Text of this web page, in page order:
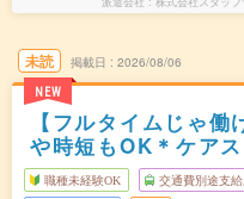
未読
NEW
掲載日 2026/08/06
【フルタイムじゃ
や時短もOK＊ケア
職種未経験OK 交通費別途支給